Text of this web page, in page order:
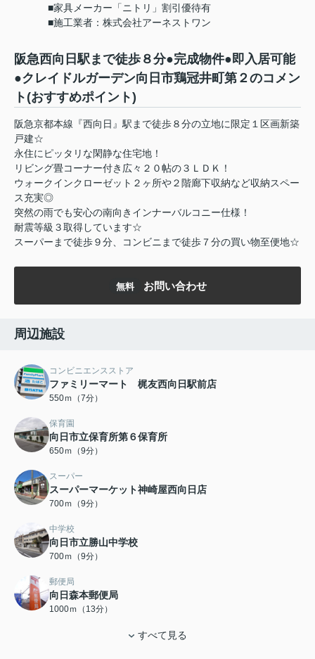
■家具メーカー「ニトリ」割引優待有
■施工業者：株式会社アーネストワン
阪急西向日駅まで徒歩８分●完成物件●即入居可能
●クレイドルガーデン向日市鶏冠井町第２のコメン
ト(おすすめポイント)
阪急京都本線『西向日』駅まで徒歩８分の立地に限定１区画新築
戸建☆
永住にピッタリな閑静な住宅地！
リビング畳コーナー付き広々２０帖の３ＬＤＫ！
ウォークインクローゼット２ヶ所や２階廊下収納など収納スペー
ス充実◎
突然の雨でも安心の南向きインナーバルコニー仕様！
耐震等級３取得しています☆
スーパーまで徒歩９分、コンビニまで徒歩７分の買い物至便地☆
無料 お問い合わせ
周辺施設
コンビニエンスストア
ファミリーマート 梶友西向日駅前店
550ｍ（7分）
保育園
向日市立保育所第６保育所
650ｍ（9分）
スーパー
スーパーマーケット神崎屋西向日店
700ｍ（9分）
中学校
向日市立勝山中学校
700ｍ（9分）
郵便局
向日森本郵便局
1000ｍ（13分）
すべて見る